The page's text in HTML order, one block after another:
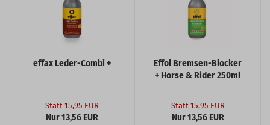
effax Leder-Combi +
Statt 15,95 EUR
Nur 13,56 EUR
Effol Bremsen-Blocker
+ Horse & Rider 250ml
Statt 15,95 EUR
Nur 13,56 EUR